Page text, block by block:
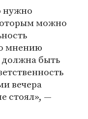
нужно
можно
мнению
должна быть
вечера
стоял», —